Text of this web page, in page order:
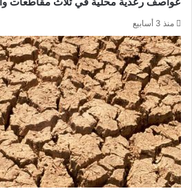
منذ 3 أسابيع